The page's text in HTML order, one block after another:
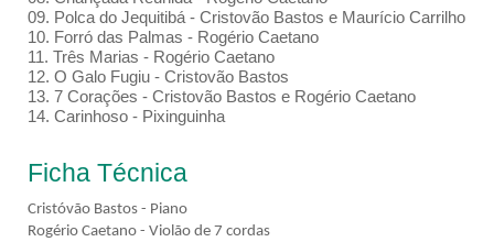
09. Polca do Jequitibá - Cristovão Bastos e Maurício Carrilho
10. Forró das Palmas - Rogério Caetano
11. Três Marias - Rogério Caetano
12. O Galo Fugiu - Cristovão Bastos
13. 7 Corações - Cristovão Bastos e Rogério Caetano
14. Carinhoso - Pixinguinha
Ficha Técnica
Cristóvão Bastos - Piano
Rogério Caetano - Violão de 7 cordas